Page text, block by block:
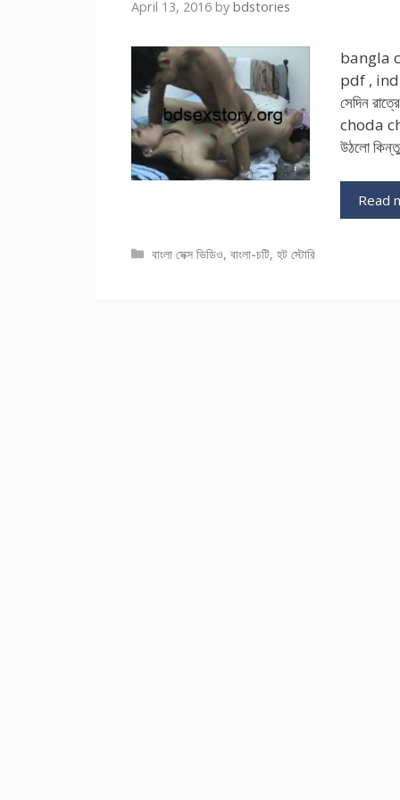
April 13, 2016 by bdstories
bangla
pdf ,
সেদিন
choda
উঠলো
Read
Categories
বাংলা সেক্স ভিডিও,বাংলা-চটি,হট স্টোরি